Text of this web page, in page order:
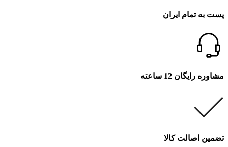
پست به تمام ایران
مشاوره رایگان 12 ساعته
تضمین اصالت کالا